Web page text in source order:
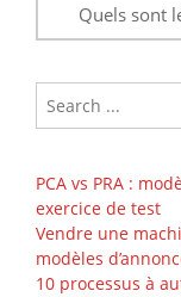
Quels sont
PCA vs PRA :
exercice de test
Vendre une
modèles
10 processus à